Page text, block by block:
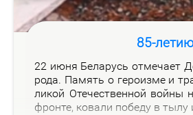
85-
22 июня Бе­ла­русь от­ме­ча­ет
ро­да. Па­мять о ге­ро­из­ме и
ли­кой Оте­че­ствен­ной
фрон­те, ко­ва­ли по­бе­ду в ты­лу